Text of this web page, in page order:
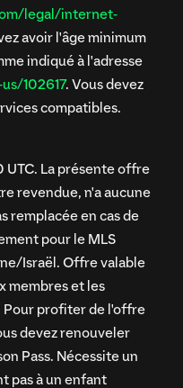
legal/internet-
avoir l'âge minimum
indiqué à l'adresse
102617. Vous devez
compatibles.
UTC. La présente offre
revendue, n'a aucune
remplacée en cas de
pour le MLS
Israël. Offre valable
membres et les
Pour profiter de l'offre
devez renouveler
Pass. Nécessite un
pas à un enfant